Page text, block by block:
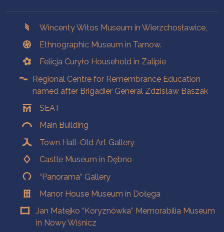
Wincenty Witos Museum in Wierzchosławice,
Ethnographic Museum in Tarnow.
Felicja Curyło Household in Zalipie
Regional Centre for Remembrance Education
named after Brigadier General Zdzisław Baszak
SEAT
Main Building
Town Hall-Old Art Gallery
Castle Museum in Dębno
“Panorama” Gallery
Manor House Museum in Dołęga
Jan Matejko “Koryznówka” Memorabilia Museum
in Nowy Wiśnicz